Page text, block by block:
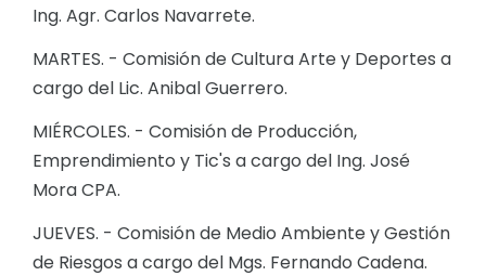
Ing. Agr. Carlos Navarrete.
MARTES. - Comisión de Cultura Arte y Deportes a
cargo del Lic. Anibal Guerrero.
MIÉRCOLES. - Comisión de Producción,
Emprendimiento y Tic's a cargo del Ing. José
Mora CPA.
JUEVES. - Comisión de Medio Ambiente y Gestión
de Riesgos a cargo del Mgs. Fernando Cadena.